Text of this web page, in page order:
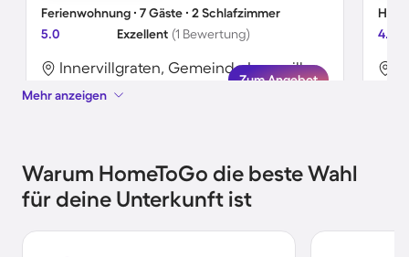
Ferienwohnung ∙ 7 Gäste ∙ 2 Schlafzimmer
5.0
Exzellent (1 Bewertung)
Innervillgraten, Gemeinde Innervillgraten, Österreich
Zum Angebot
4.8
Mehr anzeigen
Warum HomeToGo die beste Wahl
für deine Unterkunft ist